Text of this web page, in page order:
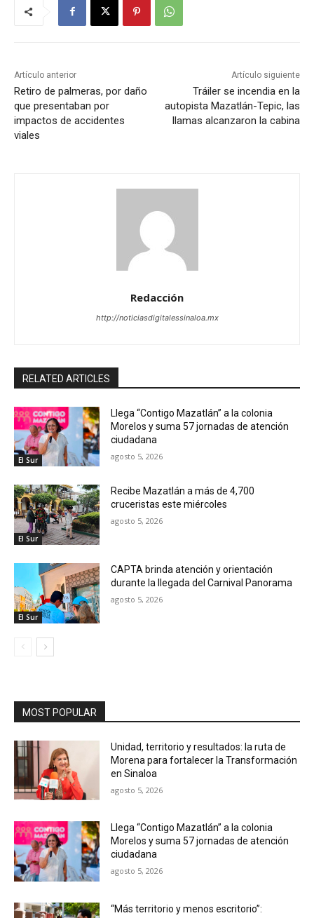
Artículo anterior
Retiro de palmeras, por daño
que presentaban por
impactos de accidentes
viales
Artículo siguiente
Tráiler se incendia en la
autopista Mazatlán-Tepic, las
llamas alcanzaron la cabina
Redacción
http://noticiasdigitalessinaloa.mx
RELATED ARTICLES
El Sur
Llega “Contigo Mazatlán” a la colonia
Morelos y suma 57 jornadas de atención
ciudadana
agosto 5, 2026
El Sur
Recibe Mazatlán a más de 4,700
cruceristas este miércoles
agosto 5, 2026
El Sur
CAPTA brinda atención y orientación
durante la llegada del Carnival Panorama
agosto 5, 2026
MOST POPULAR
Unidad, territorio y resultados: la ruta de
Morena para fortalecer la Transformación
en Sinaloa
agosto 5, 2026
Llega “Contigo Mazatlán” a la colonia
Morelos y suma 57 jornadas de atención
ciudadana
agosto 5, 2026
“Más territorio y menos escritorio”: